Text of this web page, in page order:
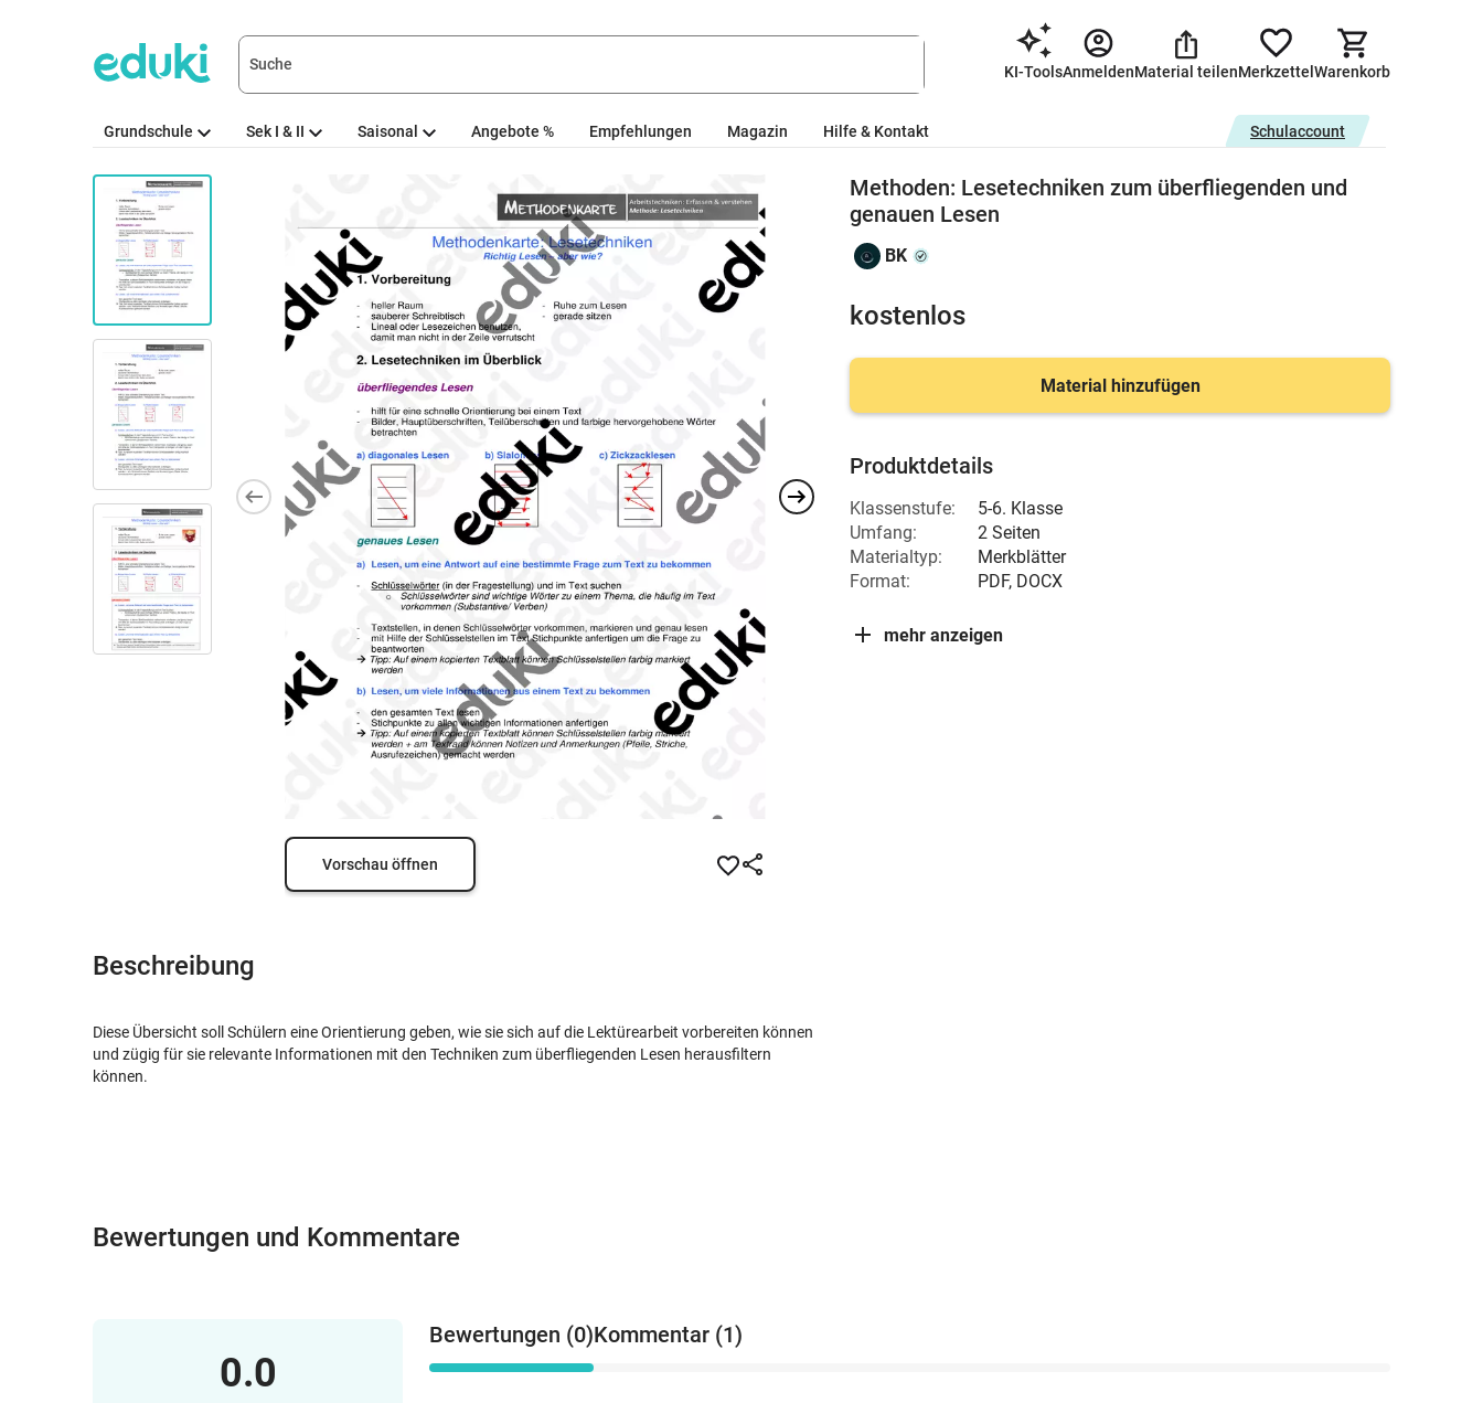
KI-ToolsAnmeldenMaterial teilenMerkzettel Warenkorb
Grundschule Sek I & II Saisonal Angebote % Empfehlungen Magazin Hilfe & Kontakt Schulaccount
Vorschau öffnen
Beschreibung
Diese Übersicht soll Schülern eine Orientierung geben, wie sie sich auf die Lektürearbeit vorbereiten können
und zügig für sie relevante Informationen mit den Techniken zum überfliegenden Lesen herausfiltern
können.
Methoden: Lesetechniken zum überfliegenden und
genauen Lesen
BK
kostenlos
Material hinzufügen
Produktdetails
Klassenstufe:
5-6. Klasse
Umfang:
2 Seiten
Materialtyp:
Merkblätter
Format:
PDF, DOCX
mehr anzeigen
Bewertungen und Kommentare
0.0
Bewertungen (0)Kommentar (1)